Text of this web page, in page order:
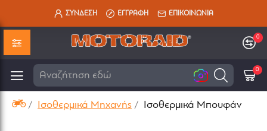
ΣΥΝΔΕΣΗ ΕΓΓΡΑΦΗ ΕΠΙΚΟΙΝΩΝΙΑ
0
Ψ
0
Ισοθερμικά Μηχανής Ισοθερμικά Μπουφάν